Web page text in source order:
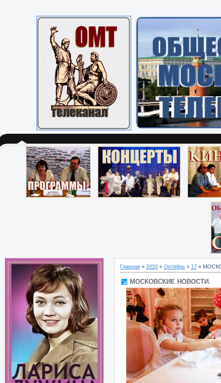
Главная » 2020 » Октябрь » 17 »
МОСКОВСКИЕ НОВОСТИ.